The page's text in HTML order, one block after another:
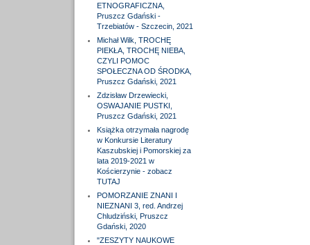
ETNOGRAFICZNA,
Pruszcz Gdański -
Trzebiatów - Szczecin, 2021
Michał Wilk, TROCHĘ
PIEKŁA, TROCHĘ NIEBA,
CZYLI POMOC
SPOŁECZNA OD ŚRODKA,
Pruszcz Gdański, 2021
Zdzisław Drzewiecki,
OSWAJANIE PUSTKI,
Pruszcz Gdański, 2021
Książka otrzymała nagrodę
w Konkursie Literatury
Kaszubskiej i Pomorskiej za
lata 2019-2021 w
Kościerzynie - zobacz
TUTAJ
POMORZANIE ZNANI I
NIEZNANI 3, red. Andrzej
Chludziński, Pruszcz
Gdański, 2020
"ZESZYTY NAUKOWE